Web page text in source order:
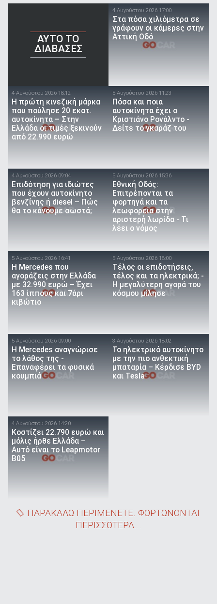
AYTO TO
ΔΙΑΒΑΣΕΣ
4 Αυγούστου 2026 17:00
Στα πόσα χιλιόμετρα σε
γράφουν οι κάμερες στην
Αττική Οδό
4 Αυγούστου 2026 18:12
Η πρώτη κινεζική μάρκα
που πούλησε 20 εκατ.
αυτοκίνητα – Στην
Ελλάδα οι τιμές ξεκινούν
από 22.990 ευρώ
5 Αυγούστου 2026 11:23
Πόσα και ποια
αυτοκίνητα έχει ο
Κριστιάνο Ρονάλντο -
Δείτε το γκαράζ του
4 Αυγούστου 2026 09:04
Επιδότηση για ιδιώτες
που έχουν αυτοκίνητο
βενζίνης ή diesel – Πώς
θα το κάνουμε σωστά;
5 Αυγούστου 2026 15:36
Εθνική Οδός:
Επιτρέπονται τα
φορτηγά και τα
λεωφορεία στην
αριστερή λωρίδα - Τι
λέει ο νόμος
5 Αυγούστου 2026 16:41
Η Mercedes που
αγοράζεις στην Ελλάδα
με 32.990 ευρώ – Έχει
163 ίππους και 7άρι
κιβώτιο
5 Αυγούστου 2026 18:00
Τέλος οι επιδοτήσεις,
τέλος και τα ηλεκτρικά; -
Η μεγαλύτερη αγορά του
κόσμου μίλησε
5 Αυγούστου 2026 09:00
Η Mercedes αναγνώρισε
το λάθος της -
Επαναφέρει τα φυσικά
κουμπιά
3 Αυγούστου 2026 18:02
Το ηλεκτρικό αυτοκίνητο
με την πιο ανθεκτική
μπαταρία – Κέρδισε BYD
και Tesla
4 Αυγούστου 2026 14:20
Κοστίζει 22.790 ευρώ και
μόλις ήρθε Ελλάδα –
Αυτό είναι το Leapmotor
B05
ΠΑΡΑΚΑΛΩ ΠΕΡΙΜΕΝΕΤΕ. ΦΟΡΤΩΝΟΝΤΑΙ
ΠΕΡΙΣΣΟΤΕΡΑ...